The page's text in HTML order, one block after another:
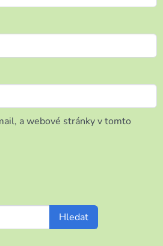
a webové stránky v tomto